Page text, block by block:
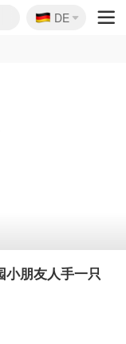
🇩🇪
DE
朋友人手一只